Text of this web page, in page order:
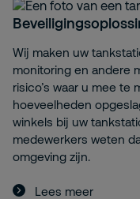
Wij maken uw
monitoring en andere
risico’s waar u mee te
hoeveelheden
winkels bij uw
medewerkers weten
omgeving zijn.
Lees meer